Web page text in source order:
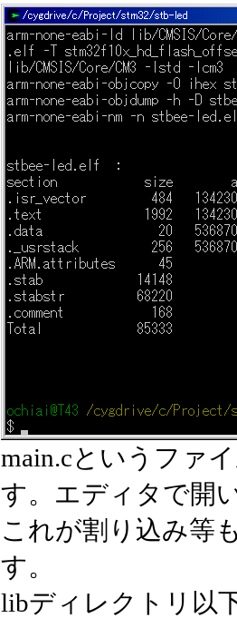
main.cというファ
す。エディタで開
これが割り込み等
す。
libディレクトリ以